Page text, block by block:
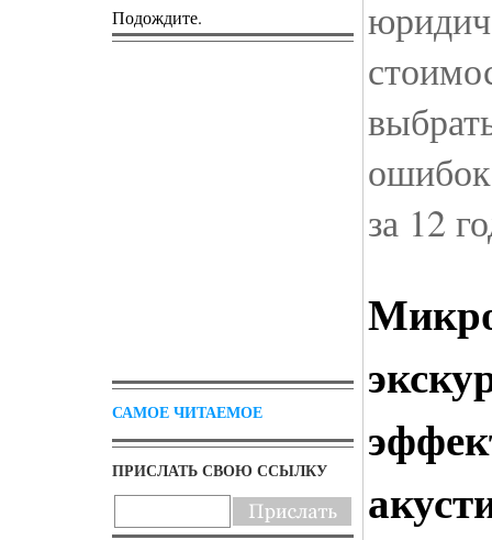
Подождите.
САМОЕ ЧИТАЕМОЕ
ПРИСЛАТЬ СВОЮ ССЫЛКУ
ошибок
за 12